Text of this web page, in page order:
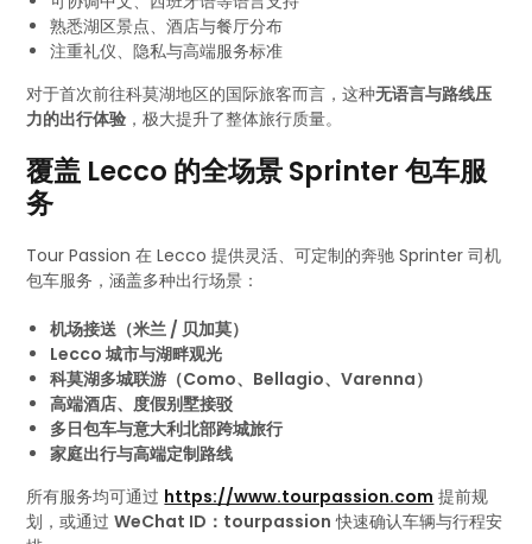
熟悉湖区景点、酒店与餐厅分布
注重礼仪、隐私与高端服务标准
对于首次前往科莫湖地区的国际旅客而言，这种无语言与路线压
力的出行体验 ，极大提升了整体旅行质量。
覆盖 Lecco 的全场景 Sprinter 包车服
务
Tour Passion 在 Lecco 提供灵活、可定制的奔驰 Sprinter 司机
包车服务，涵盖多种出行场景：
机场接送（米兰 / 贝加莫）
Lecco 城市与湖畔观光
科莫湖多城联游（Como、Bellagio、Varenna）
高端酒店、度假别墅接驳
多日包车与意大利北部跨城旅行
家庭出行与高端定制路线
所有服务均可通过 https://www.tourpassion.com 提前规
划，或通过WeChat ID：tourpassion 快速确认车辆与行程安